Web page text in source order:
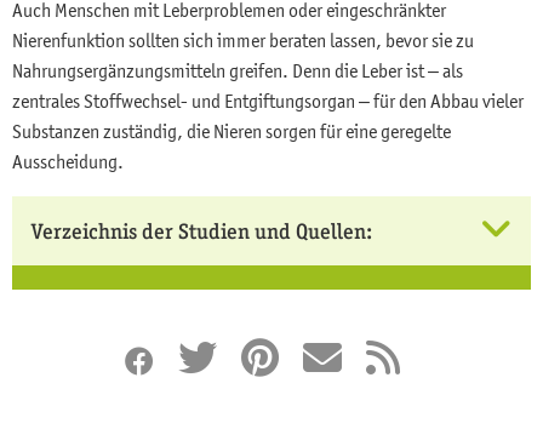
Auch Menschen mit Leberproblemen oder eingeschränkter
Nierenfunktion sollten sich immer beraten lassen, bevor sie zu
Nahrungsergänzungsmitteln greifen. Denn die Leber ist – als
zentrales Stoffwechsel- und Entgiftungsorgan – für den Abbau vieler
Substanzen zuständig, die Nieren sorgen für eine geregelte
Ausscheidung.
Verzeichnis der Studien und Quellen: